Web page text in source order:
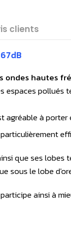
clients
ondes hautes
espaces pollués
à
que ses lobes
sous le lobe
ainsi à